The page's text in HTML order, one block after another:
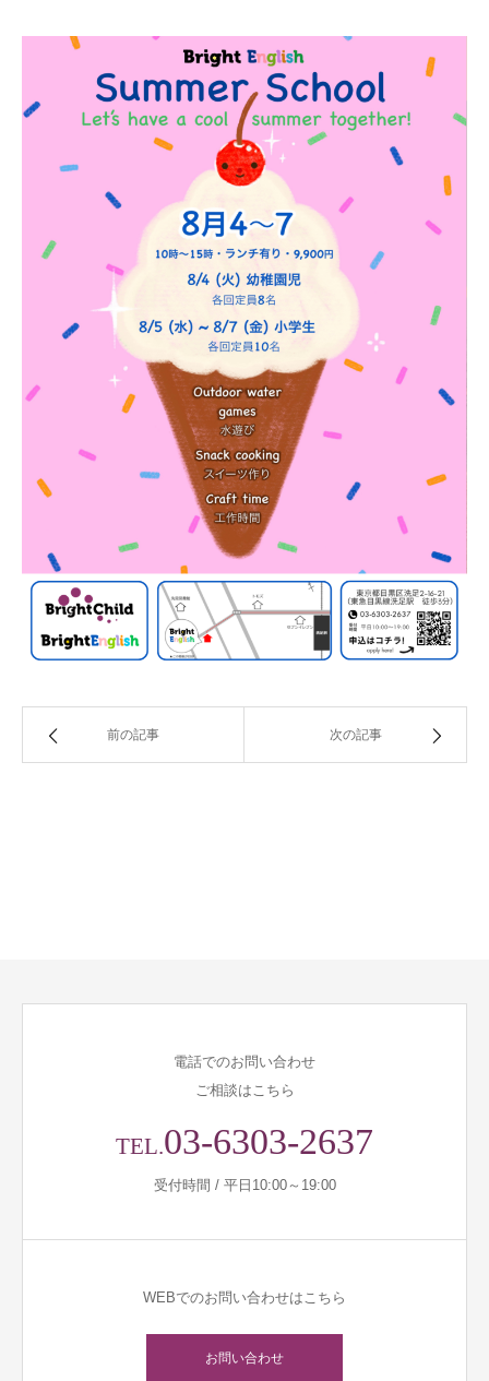
前の記事 次の記事
電話でのお問い合わせ
ご相談はこちら
TEL.03-6303-2637
受付時間 / 平日10:00～19:00
WEBでのお問い合わせはこちら
お問い合わせ